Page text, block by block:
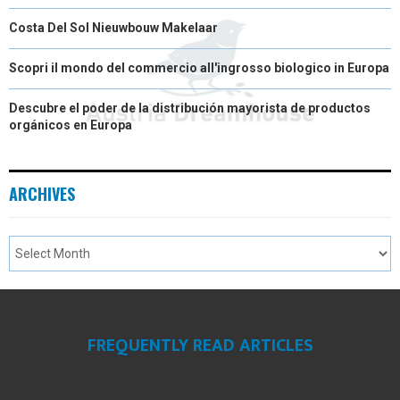
Costa Del Sol Nieuwbouw Makelaar
Scopri il mondo del commercio all'ingrosso biologico in Europa
Descubre el poder de la distribución mayorista de productos
orgánicos en Europa
ARCHIVES
FREQUENTLY READ ARTICLES